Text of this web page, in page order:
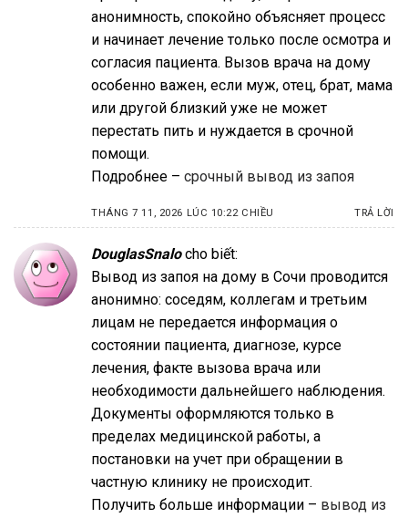
анонимность, спокойно объясняет процесс
и начинает лечение только после осмотра и
согласия пациента. Вызов врача на дому
особенно важен, если муж, отец, брат, мама
или другой близкий уже не может
перестать пить и нуждается в срочной
помощи.
Подробнее – срочный вывод из запоя
THÁNG 7 11, 2026 LÚC 10:22 CHIỀU TRẢ LỜI
DouglasSnalo cho biết:
Вывод из запоя на дому в Сочи проводится
анонимно: соседям, коллегам и третьим
лицам не передается информация о
состоянии пациента, диагнозе, курсе
лечения, факте вызова врача или
необходимости дальнейшего наблюдения.
Документы оформляются только в
пределах медицинской работы, а
постановки на учет при обращении в
частную клинику не происходит.
Получить больше информации – вывод из